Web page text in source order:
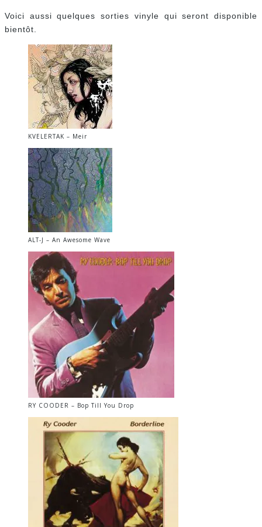
Voici aussi quelques sorties vinyle qui seront disponible
bientôt.
KVELERTAK – Meir
ALT-J – An Awesome Wave
RY COODER – Bop Till You Drop